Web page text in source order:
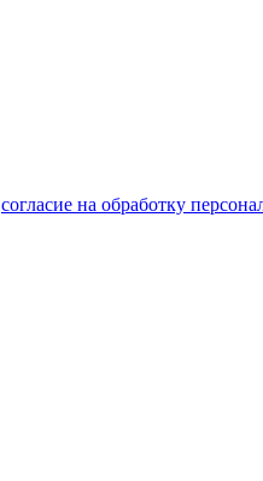
согласие на обработку